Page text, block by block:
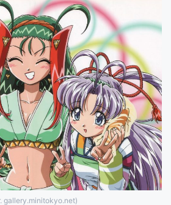
gallery.minitokyo.net)